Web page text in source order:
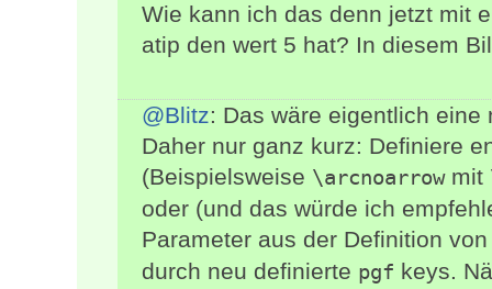
Wie kann ich das denn jetzt mit
atip den wert 5 hat? In diesem
@Blitz: Das wäre eigentlich
Daher nur ganz kurz: Definiere
(Beispielsweise \arcnoarrowmit
oder (und das würde ich
Parameter aus der Definition
durch neu definierte pgf keys.